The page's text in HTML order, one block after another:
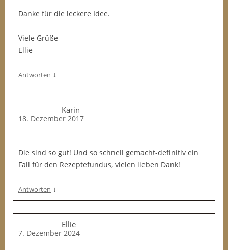
Danke für die leckere Idee.
Viele Grüße
Ellie
Antworten ↓
Karin
18. Dezember 2017
Die sind so gut! Und so schnell gemacht-definitiv ein
Fall für den Rezeptefundus, vielen lieben Dank!
Antworten ↓
Ellie
7. Dezember 2024